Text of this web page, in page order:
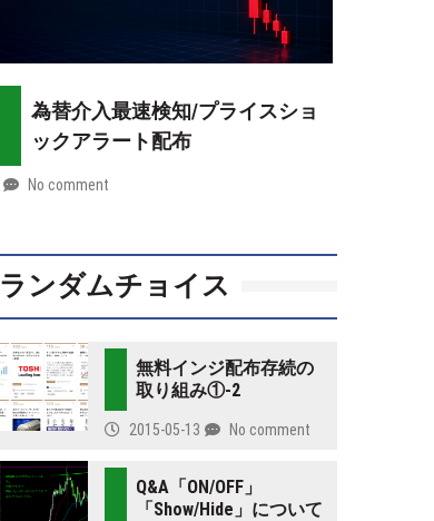
為替介入最速検知/プライスショ
ックアラート配布
by
No comment
ランダムチョイス
無料インジ配布存続の
取り組み①-2
2015-05-13 No comment
Q&A「ON/OFF」
「Show/Hide」について